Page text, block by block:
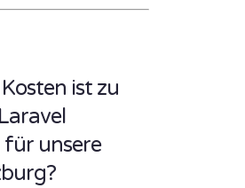
ist zu
unsere